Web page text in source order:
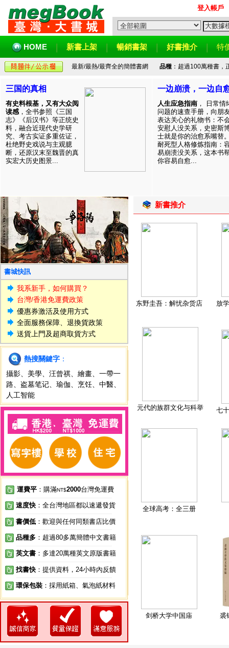
登入帳戶
HOME 新書上架 暢銷書架 好書推介 特
最新/最熱/最齊全的簡體書網 品種：超過100萬種書，
三国的真相
有史料根基，又有大众阅
读感 ，全书参照《三国
志》《后汉书》等正统史
料，融合近现代史学研
究、考古实证多重佐证，
杜绝野史戏说与主观臆
断，还原汉末至魏晋的真
实宏大历史图景...
一边崩溃，一边自
人生应急指南 ， 日常情
问题的速查手册，向朋
表达关心的礼物书：不
安慰人没关系，史密斯
士就是你的治愈系嘴替
耐死型人格修炼指南：
易崩溃没关系，这本书
你容易自愈...
書城快訊
我系新手，如何購買？
台灣/香港免運費政策
優惠券激活及使用方式
全面服務保障、退換貨政策
送貨上門及超商取貨方式
熱搜關鍵字 ：
攝影
美學 汪曾祺 繪畫
一帶一
路
盗墓笔记 瑜伽 烹饪 中醫
人工智能
運費平 ：購滿NT$2000台灣免運費
速度快 ：全台灣地區都以速遞發貨
書價低 ：歡迎與任何同類書店比價
品種多 ：超過80多萬簡體中文書籍
英文書 ：多達20萬種英文原版書籍
找書快 ：提供資料，24小時內反饋
環保包裝 ：採用紙箱、氣泡紙材料
新書推介
东野圭吾：解忧杂货店 放
元代的族群文化与科举 七
全球高考：全三册
剑桥大学中国庙 裘